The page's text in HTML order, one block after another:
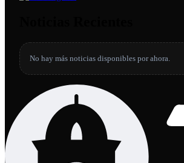
No hay más noticias disponibles por ahora.